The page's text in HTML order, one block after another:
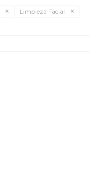
Limpieza Facial